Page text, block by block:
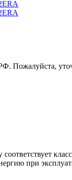
Пожалуйста,
при